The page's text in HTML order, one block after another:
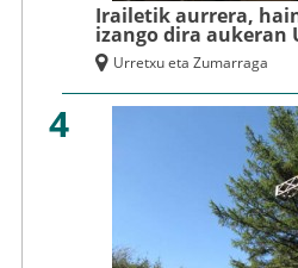
Irailetik aurrera,
izango dira aukeran
Urretxu eta Zumarraga
4